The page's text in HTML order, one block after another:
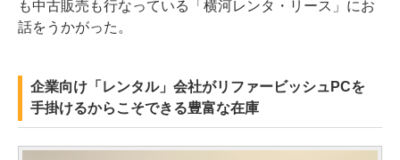
も中古販売も行なっている「横河レンタ・リース」にお
話をうかがった。
企業向け「レンタル」会社がリファービッシュPCを
手掛けるからこそできる豊富な在庫